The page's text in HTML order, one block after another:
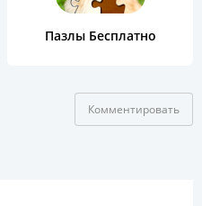
Пазлы Бесплатно
Комментировать